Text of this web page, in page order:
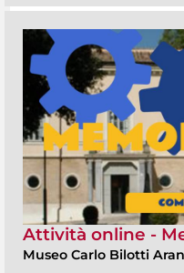
Attività online -
Museo Carlo Bilotti